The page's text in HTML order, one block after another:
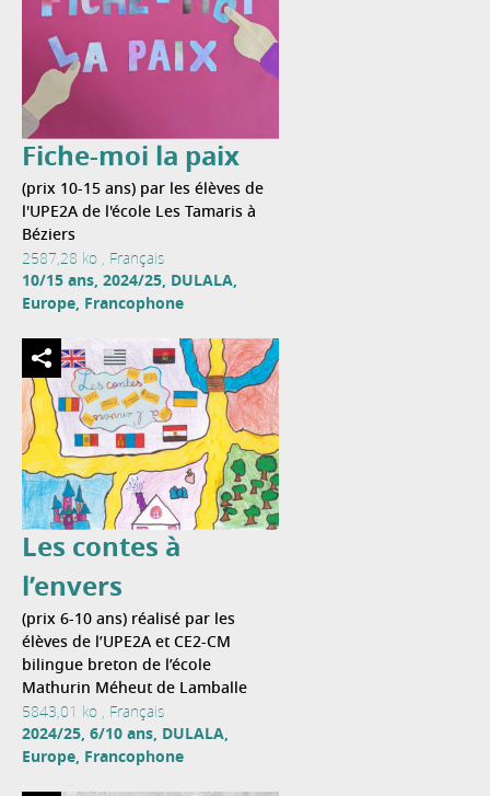
Fiche-moi la paix
(prix 10-15 ans) par les élèves de
l'UPE2A de l'école Les Tamaris à
Béziers
2587,28 ko , Français
10/15 ans, 2024/25, DULALA,
Europe, Francophone
Les contes à
l’envers
(prix 6-10 ans) réalisé par les
élèves de l’UPE2A et CE2-CM
bilingue breton de l’école
Mathurin Méheut de Lamballe
5843,01 ko , Français
2024/25, 6/10 ans, DULALA,
Europe, Francophone